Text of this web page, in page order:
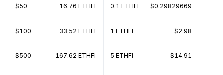
$50 16.76 ETHFI
$100 33.52 ETHFI
$500 167.62 ETHFI
0.1 ETHFI $0.29829669
1 ETHFI $2.98
5 ETHFI $14.91